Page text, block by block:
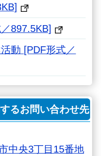
897.5KB]
動 [PDF形式／
るお問い合わせ先
中央3丁目15番地